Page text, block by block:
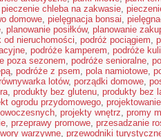
pieczenie chleba na zakwasie,
domowe, pielęgnacja bonsai,
, planowanie posiłków, planowanie
od nieruchomości, podróż pociągiem,
, podróże kamperem, podróże
poza sezonem, podróże senioralne,
, podróże z psem, pola namiotowe,
lotów, porządki domowe,
, produkty bez glutenu, produkty bez
ogrodu przydomowego,
, projekty wnętrz, promy
, przeprawy promowe, przesadzanie
warzywne, przewodniki